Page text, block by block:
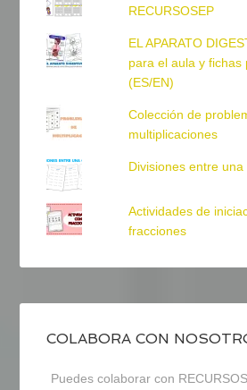
RECURSOSEP
EL APARATO
para el aula y fichas
(ES/EN)
Colección de
multiplicaciones
Divisiones entre una
Actividades de
fracciones
COLABORA CON
Puedes colaborar con